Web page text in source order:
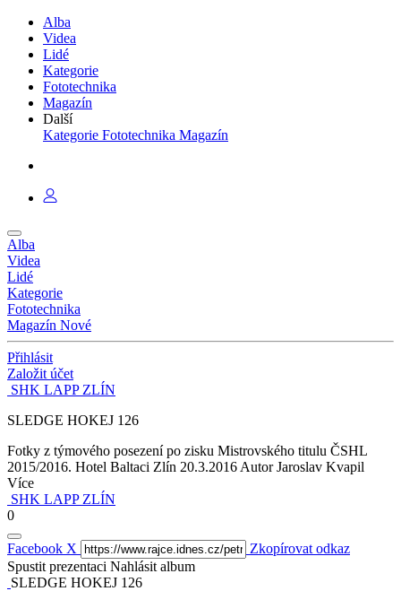
Alba
Videa
Lidé
Kategorie
Fototechnika
Magazín
Další
Kategorie Fototechnika Magazín
Alba
Videa
Lidé
Kategorie
Fototechnika
Magazín Nové
Přihlásit
Založit účet
SHK LAPP ZLÍN
SLEDGE HOKEJ 126
Fotky z týmového posezení po zisku Mistrovského titulu ČSHL
2015/2016. Hotel Baltaci Zlín 20.3.2016 Autor Jaroslav Kvapil
Více
SHK LAPP ZLÍN
0
Facebook X
Zkopírovat odkaz
Spustit prezentaci Nahlásit album
SLEDGE HOKEJ 126